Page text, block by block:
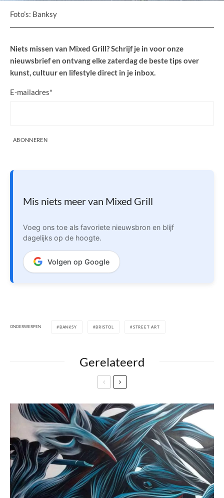
Foto’s: Banksy
Niets missen van Mixed Grill? Schrijf je in voor onze
nieuwsbrief en ontvang elke zaterdag de beste tips over
kunst, cultuur en lifestyle direct in je inbox.
E-mailadres*
ABONNEREN
Mis niets meer van Mixed Grill
Voeg ons toe als favoriete nieuwsbron en blijf
dagelijks op de hoogte.
Volgen op Google
ONDERWERPEN BANKSY BRISTOL STREET ART
Gerelateerd